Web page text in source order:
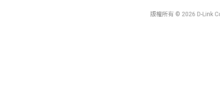
版權所有 © 2026 D-Link